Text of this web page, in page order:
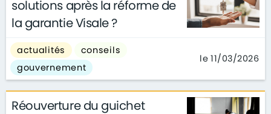
solutions après la réforme de
la garantie Visale ?
actualités
conseils
gouvernement
le 11/03/2026
Réouverture du guichet